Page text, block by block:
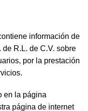
información de
R.L. de C.V. sobre
por la prestación
en la página
página de internet